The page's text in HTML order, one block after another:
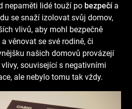
nepaměti lidé touží po bezpečía
se snaží izolovat svůj domov,
vlivů, aby mohl bezpečně
věnovat se své rodině, či
našich domovů provázejí
související s negativními
ale nebylo tomu tak vždy.